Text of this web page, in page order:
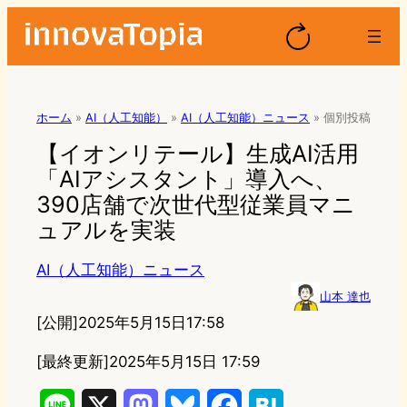
ホーム » AI（人工知能） » AI（人工知能）ニュース » 個別投稿
【イオンリテール】生成AI活用
「AIアシスタント」導入へ、
390店舗で次世代型従業員マニ
ュアルを実装
AI（人工知能）ニュース
山本 達也
[公開]2025年5月15日17:58
[最終更新]2025年5月15日 17:59